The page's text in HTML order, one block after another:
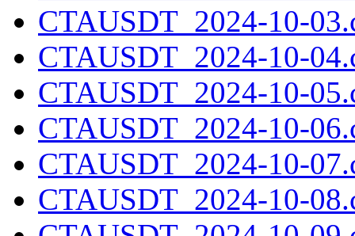
CTAUSDT_2024-10-
CTAUSDT_2024-10-
CTAUSDT_2024-10-
CTAUSDT_2024-10-
CTAUSDT_2024-10-
CTAUSDT_2024-10-